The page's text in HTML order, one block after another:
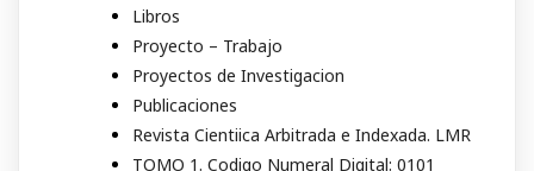
Libros
Proyecto – Trabajo
Proyectos de Investigacion
Publicaciones
Revista Cientiica Arbitrada e Indexada. LMR
TOMO 1. Codigo Numeral Digital: 0101